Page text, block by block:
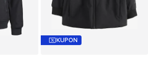
KUPON